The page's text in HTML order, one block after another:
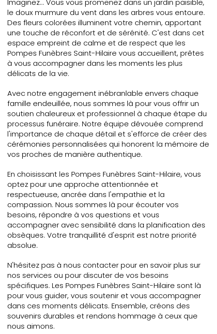
Imaginez... Vous vous promenez dans un jardin paisible,
le doux murmure du vent dans les arbres vous entoure.
Des fleurs colorées illuminent votre chemin, apportant
une touche de réconfort et de sérénité. C'est dans cet
espace empreint de calme et de respect que les
Pompes Funèbres Saint-Hilaire vous accueillent, prêtes
à vous accompagner dans les moments les plus
délicats de la vie.
Avec notre engagement inébranlable envers chaque
famille endeuillée, nous sommes là pour vous offrir un
soutien chaleureux et professionnel à chaque étape du
processus funéraire. Notre équipe dévouée comprend
l'importance de chaque détail et s'efforce de créer des
cérémonies personnalisées qui honorent la mémoire de
vos proches de manière authentique.
En choisissant les Pompes Funèbres Saint-Hilaire, vous
optez pour une approche attentionnée et
respectueuse, ancrée dans l'empathie et la
compassion. Nous sommes là pour écouter vos
besoins, répondre à vos questions et vous
accompagner avec sensibilité dans la planification des
obsèques. Votre tranquillité d'esprit est notre priorité
absolue.
N'hésitez pas à nous contacter pour en savoir plus sur
nos services ou pour discuter de vos besoins
spécifiques. Les Pompes Funèbres Saint-Hilaire sont là
pour vous guider, vous soutenir et vous accompagner
dans ces moments délicats. Ensemble, créons des
souvenirs durables et rendons hommage à ceux que
nous aimons.